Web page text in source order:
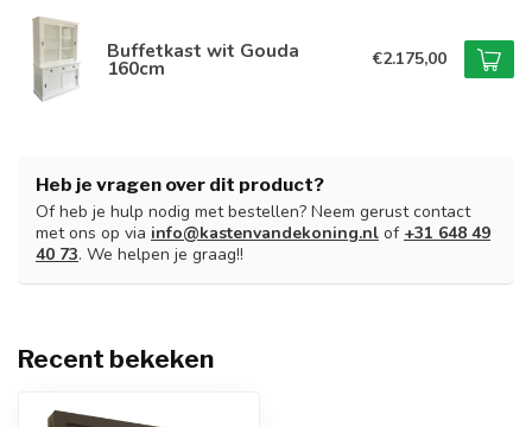
Buffetkast wit Gouda
160cm €2.175,00
Heb je vragen over dit product?
Of heb je hulp nodig met bestellen? Neem gerust contact
met ons op via info@kastenvandekoning.nl of +31 648 49
40 73. We helpen je graag!!
Recent bekeken